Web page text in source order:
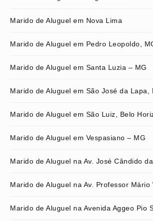
Marido de Aluguel em Nova Lima
Marido de Aluguel em Pedro Leopoldo,
Marido de Aluguel em Santa Luzia – MG
Marido de Aluguel em São José da Lapa,
Marido de Aluguel em São Luiz, Belo
Marido de Aluguel em Vespasiano – MG
Marido de Aluguel na Av. José Cândido
Marido de Aluguel na Av. Professor Mário
Marido de Aluguel na Avenida Aggeo Pio